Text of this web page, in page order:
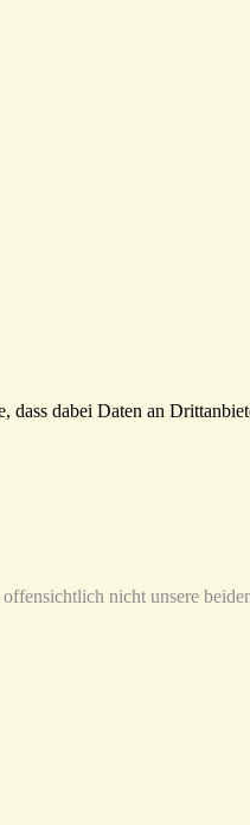
dass dabei Daten an
nicht unsere